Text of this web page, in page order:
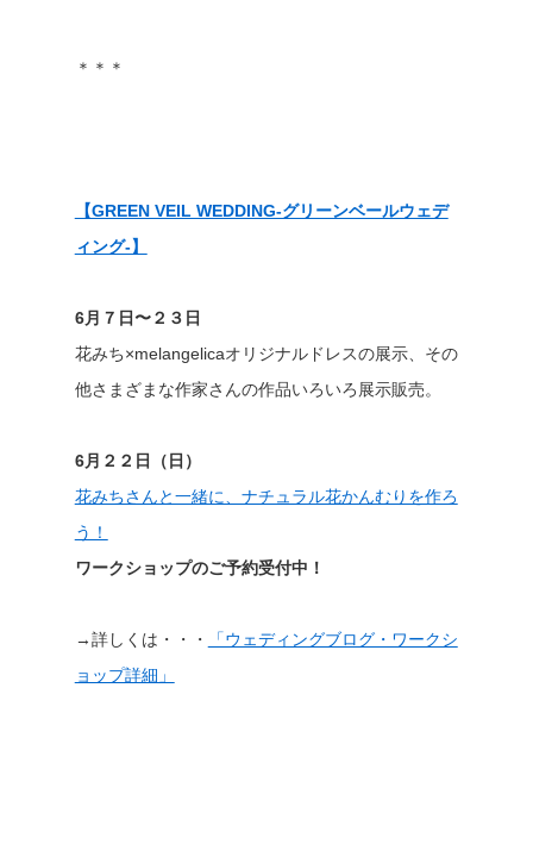
＊＊＊
【GREEN VEIL WEDDING-グリーンベールウェデ
ィング-】
6月７日〜２３日
花みち×melangelicaオリジナルドレスの展示、その
他さまざまな作家さんの作品いろいろ展示販売。
6月２２日（日）
花みちさんと一緒に、ナチュラル花かんむりを作ろ
う！
ワークショップのご予約受付中！
→詳しくは・・・
「ウェディングブログ・ワークシ
ョップ詳細」